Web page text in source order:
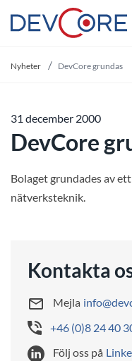
"Nyheter DevCore grundas
31 december 2000
DevCore
Bolaget grundades av
nätverksteknik.
Kontakta
Mejla
+46 (0)8 24 40
Följ oss på